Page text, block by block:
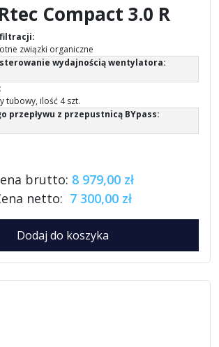
Compact 3.0 R
związki organiczne
wydajnością wentylatora:
tubowy, ilość 4 szt.
przepływu z przepustnicą BYpass:
brutto: 8 979,00 zł
netto: 7 300,00 zł
Dodaj do koszyka